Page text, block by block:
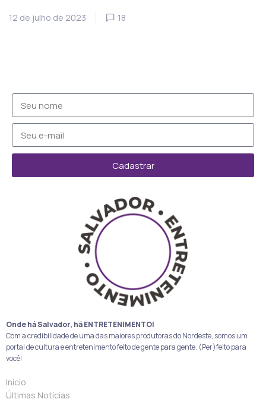
12 de julho de 2023 18
Cadastrar
Onde há Salvador, há ENTRETENIMENTO!
Com a credibilidade de uma das maiores produtoras do Nordeste, somos um
portal de cultura e entretenimento feito de gente para gente. (Per)feito para
você!
Início
Últimas Notícias